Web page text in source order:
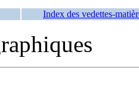
Index des vedettes-